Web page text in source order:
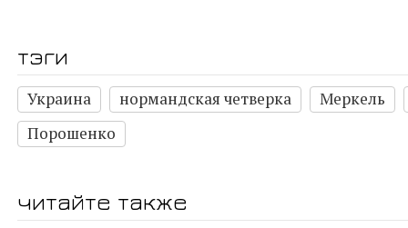
тэги
Украина нормандская четверка
Меркель
Порошенко
читайте также